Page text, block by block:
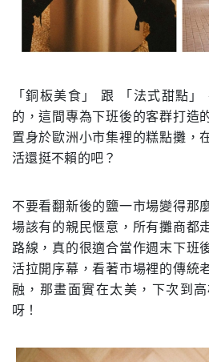
「銅板美食」 跟 「法式甜點
的，這間專為下班後的客群打造
置身於歐洲小市集裡的糕點攤，
活還挺不賴的吧？
不要看翻新後的鹽一市場變得那
場該有的親民愜意，所有攤商都
路線，真的很適合當作週末下班
活拉開序幕，看著市場裡的傳統
融，那畫面實在太美，下次到
呀！